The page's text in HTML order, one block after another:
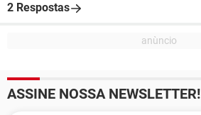
2 Respostas
ASSINE NOSSA NEWSLETTER!